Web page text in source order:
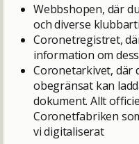
Webbshopen, där
och diverse
Coronetregistret,
information om
Coronetarkivet, där
obegränsat kan
dokument. Allt
Coronetfabriken
vi digitaliserat